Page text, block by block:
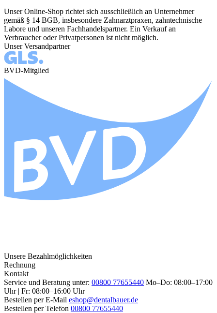
Unser Online-Shop richtet sich ausschließlich an Unternehmer
gemäß § 14 BGB, insbesondere Zahnarztpraxen, zahntechnische
Labore und unseren Fachhandelspartner. Ein Verkauf an
Verbraucher oder Privatpersonen ist nicht möglich.
Unser Versandpartner
BVD-Mitglied
Unsere Bezahlmöglichkeiten
Rechnung
Kontakt
Service und Beratung unter: 00800 77655440 Mo–Do: 08:00–17:00
Uhr | Fr: 08:00–16:00 Uhr
Bestellen per E-Mail eshop@dentalbauer.de
Bestellen per Telefon 00800 77655440